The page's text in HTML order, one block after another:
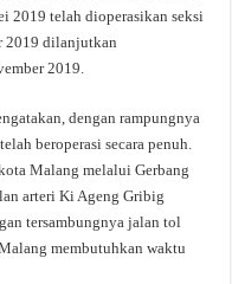
2019 telah dioperasikan seksi
2019 dilanjutkan
2019.
dengan rampungnya
beroperasi secara penuh.
Malang melalui Gerbang
arteri Ki Ageng Gribig
tersambungnya jalan tol
membutuhkan waktu